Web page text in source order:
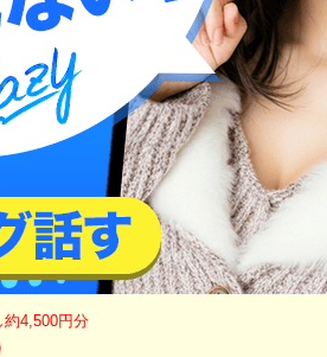
4,500円分